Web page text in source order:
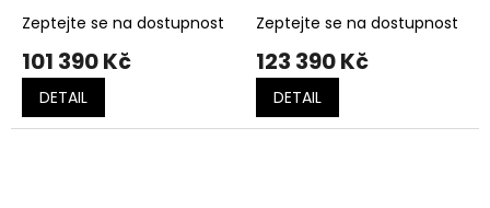
(FRESH ORANGE)
Zeptejte se na dostupnost
101 390 Kč
DETAIL
Matt (Black Glossy)
Zeptejte se na dostupnost
123 390 Kč
DETAIL